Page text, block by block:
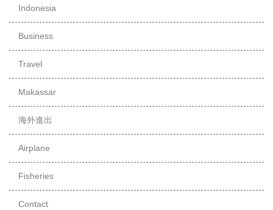
Indonesia
Business
Travel
Makassar
海外進出
Airplane
Fisheries
Contact